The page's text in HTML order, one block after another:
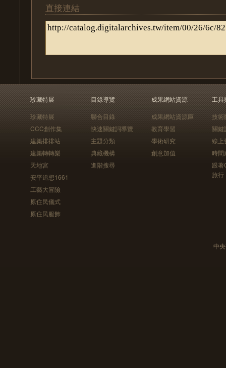
直接連結
珍藏特展
珍藏特展
CCC創作集
建築排排站
建築轉轉樂
天地宮
安平追想1661
工藝大冒險
原住民儀式
原住民服飾
目錄導覽
聯合目錄
快速關鍵詞導覽
主題分類
典藏機構
進階搜尋
成果網站資源
成果網站資源庫
教育學習
學術研究
創意加值
工具
技術
關鍵
線上
時間
跟
旅行
中